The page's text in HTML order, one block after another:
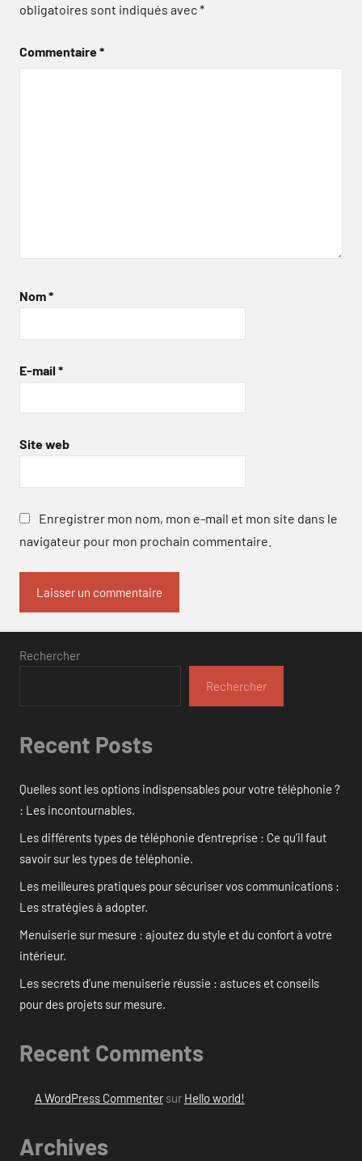
obligatoires sont indiqués avec*
Commentaire*
Nom*
E-mail *
Site web
Enregistrer mon nom, mon e-mail et mon site dans le
navigateur pour mon prochain commentaire.
Rechercher
Rechercher
Recent Posts
Quelles sont les options indispensables pour votre téléphonie ?
: Les incontournables.
Les différents types de téléphonie d’entreprise : Ce qu’il faut
savoir sur les types de téléphonie.
Les meilleures pratiques pour sécuriser vos communications :
Les stratégies à adopter.
Menuiserie sur mesure : ajoutez du style et du confort à votre
intérieur.
Les secrets d’une menuiserie réussie : astuces et conseils
pour des projets sur mesure.
Recent Comments
A WordPress Commentersur Hello world!
Archives